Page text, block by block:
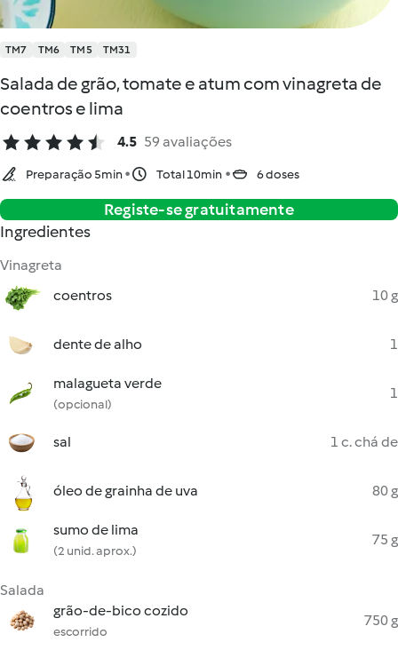
TM7 TM6 TM5 TM31
Salada de grão, tomate e atum com vinagreta de
coentros e lima
4.5 59 avaliações
Preparação 5min Total 10min 6 doses
Registe-se gratuitamente
Ingredientes
Vinagreta
coentros
10 g
dente de alho 1
malagueta verde
(opcional)
1
sal 1 c. chá de
óleo de grainha de uva 80 g
sumo de lima
(2 unid. aprox.)
75 g
Salada
grão-de-bico cozido
escorrido
750 g